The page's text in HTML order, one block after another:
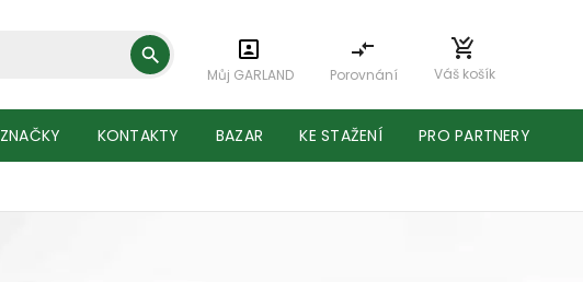
Můj GARLAND Porovnání Váš košík
ZNAČKY KONTAKTY BAZAR KE STAŽENÍ PRO PARTNERY